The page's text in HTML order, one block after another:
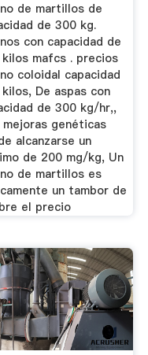
de martillos de
de 300 kg.
con capacidad de
mafcs . precios
coloidal capacidad
De aspas con
de 300 kg/hr,,
mejoras genéticas
alcanzarse un
de 200 mg/kg, Un
de martillos es
un tambor de
el precio